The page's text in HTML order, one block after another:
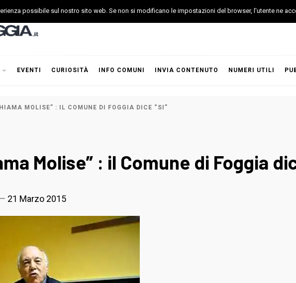
EVENTI CURIOSITÀ INFO COMUNI INVIA CONTENUTO NUMERI UTILI
MOLISE” : IL COMUNE DI FOGGIA DICE “SI”
Molise” : il Comune di Foggia
21 Marzo 2015
possibile sul nostro sito web. Se non si modificano le impostazioni del browser, l'utente ne